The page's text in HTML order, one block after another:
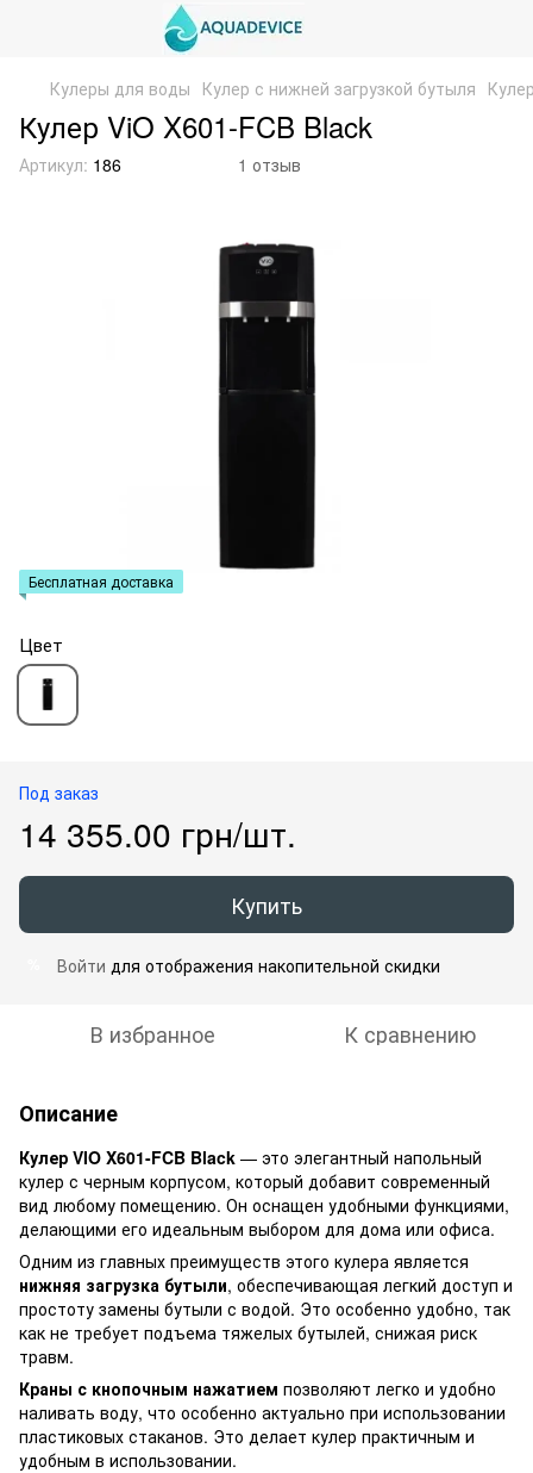
Кулеры для воды Кулер с нижней загрузкой бутыля
Кулер ViO X601-FCB Black
Артикул: 186 1 отзыв
Бесплатная доставка
Цвет
Под заказ
14 355.00 грн/шт.
Купить
Войти для отображения накопительной скидки
В избранное К сравнению
Описание
Кулер VIO X601-FCB Black — это элегантный напольный
кулер с черным корпусом, который добавит современный
вид любому помещению. Он оснащен удобными функциями,
делающими его идеальным выбором для дома или офиса.
Одним из главных преимуществ этого кулера является
нижняя загрузка бутыли, обеспечивающая легкий доступ и
простоту замены бутыли с водой. Это особенно удобно, так
как не требует подъема тяжелых бутылей, снижая риск
травм.
Краны с кнопочным нажатием позволяют легко и удобно
наливать воду, что особенно актуально при использовании
пластиковых стаканов. Это делает кулер практичным и
удобным в использовании.